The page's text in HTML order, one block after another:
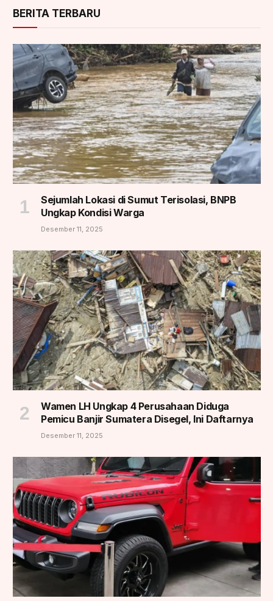
BERITA TERBARU
Sejumlah Lokasi di Sumut Terisolasi, BNPB
Ungkap Kondisi Warga
Desember 11, 2025
Wamen LH Ungkap 4 Perusahaan Diduga
Pemicu Banjir Sumatera Disegel, Ini Daftarnya
Desember 11, 2025